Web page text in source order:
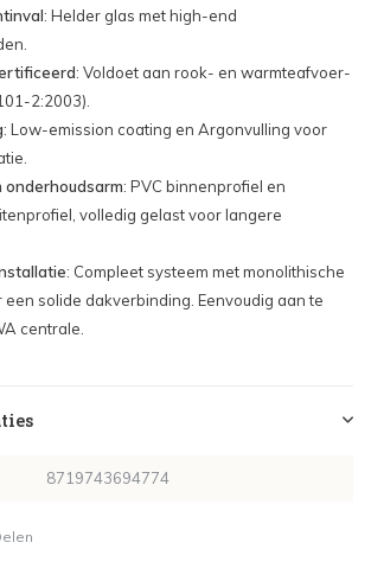
: Helder glas met high-end
: Voldoet aan rook- en warmteafvoer-
2:2003).
: Low-emission coating en Argonvulling voor
onderhoudsarm: PVC binnenprofiel en
volledig gelast voor langere
: Compleet systeem met monolithische
een solide dakverbinding. Eenvoudig aan te
centrale.
8719743694774